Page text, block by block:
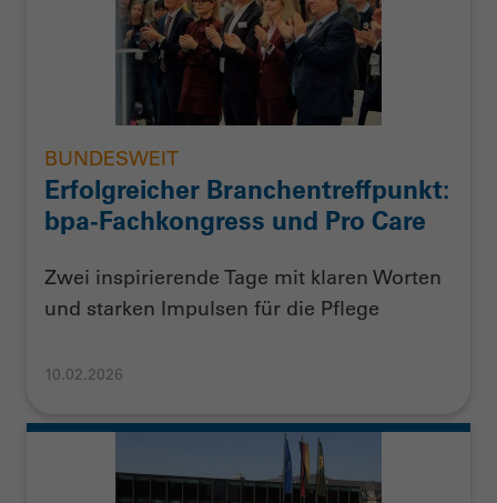
BUNDESWEIT
Erfolgreicher Branchentreffpunkt:
bpa-Fachkongress und Pro Care
Zwei inspirierende Tage mit klaren Worten
und starken Impulsen für die Pflege
10.02.2026